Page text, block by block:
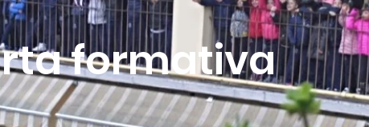
formativa